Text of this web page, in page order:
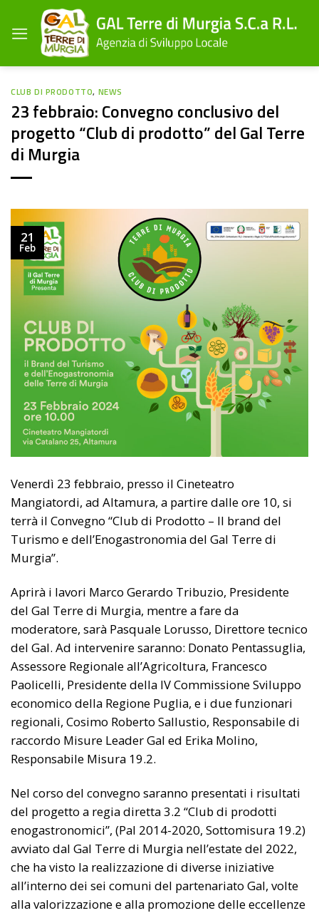
contenuti
CLUB DI PRODOTTO, NEWS
23 febbraio: Convegno conclusivo del
progetto “Club di prodotto” del Gal Terre
di Murgia
21
Feb
Venerdì 23 febbraio, presso il Cineteatro
Mangiatordi, ad Altamura, a partire dalle ore 10, si
terrà il Convegno “Club di Prodotto – Il brand del
Turismo e dell’Enogastronomia del Gal Terre di
Murgia”.
Aprirà i lavori Marco Gerardo Tribuzio, Presidente
del Gal Terre di Murgia, mentre a fare da
moderatore, sarà Pasquale Lorusso, Direttore tecnico
del Gal. Ad intervenire saranno: Donato Pentassuglia,
Assessore Regionale all’Agricoltura, Francesco
Paolicelli, Presidente della IV Commissione Sviluppo
economico della Regione Puglia, e i due funzionari
regionali, Cosimo Roberto Sallustio, Responsabile di
raccordo Misure Leader Gal ed Erika Molino,
Responsabile Misura 19.2.
Nel corso del convegno saranno presentati i risultati
del progetto a regia diretta 3.2 “Club di prodotti
enogastronomici”, (Pal 2014-2020, Sottomisura 19.2)
avviato dal Gal Terre di Murgia nell’estate del 2022,
che ha visto la realizzazione di diverse iniziative
all’interno dei sei comuni del partenariato Gal, volte
alla valorizzazione e alla promozione delle eccellenze